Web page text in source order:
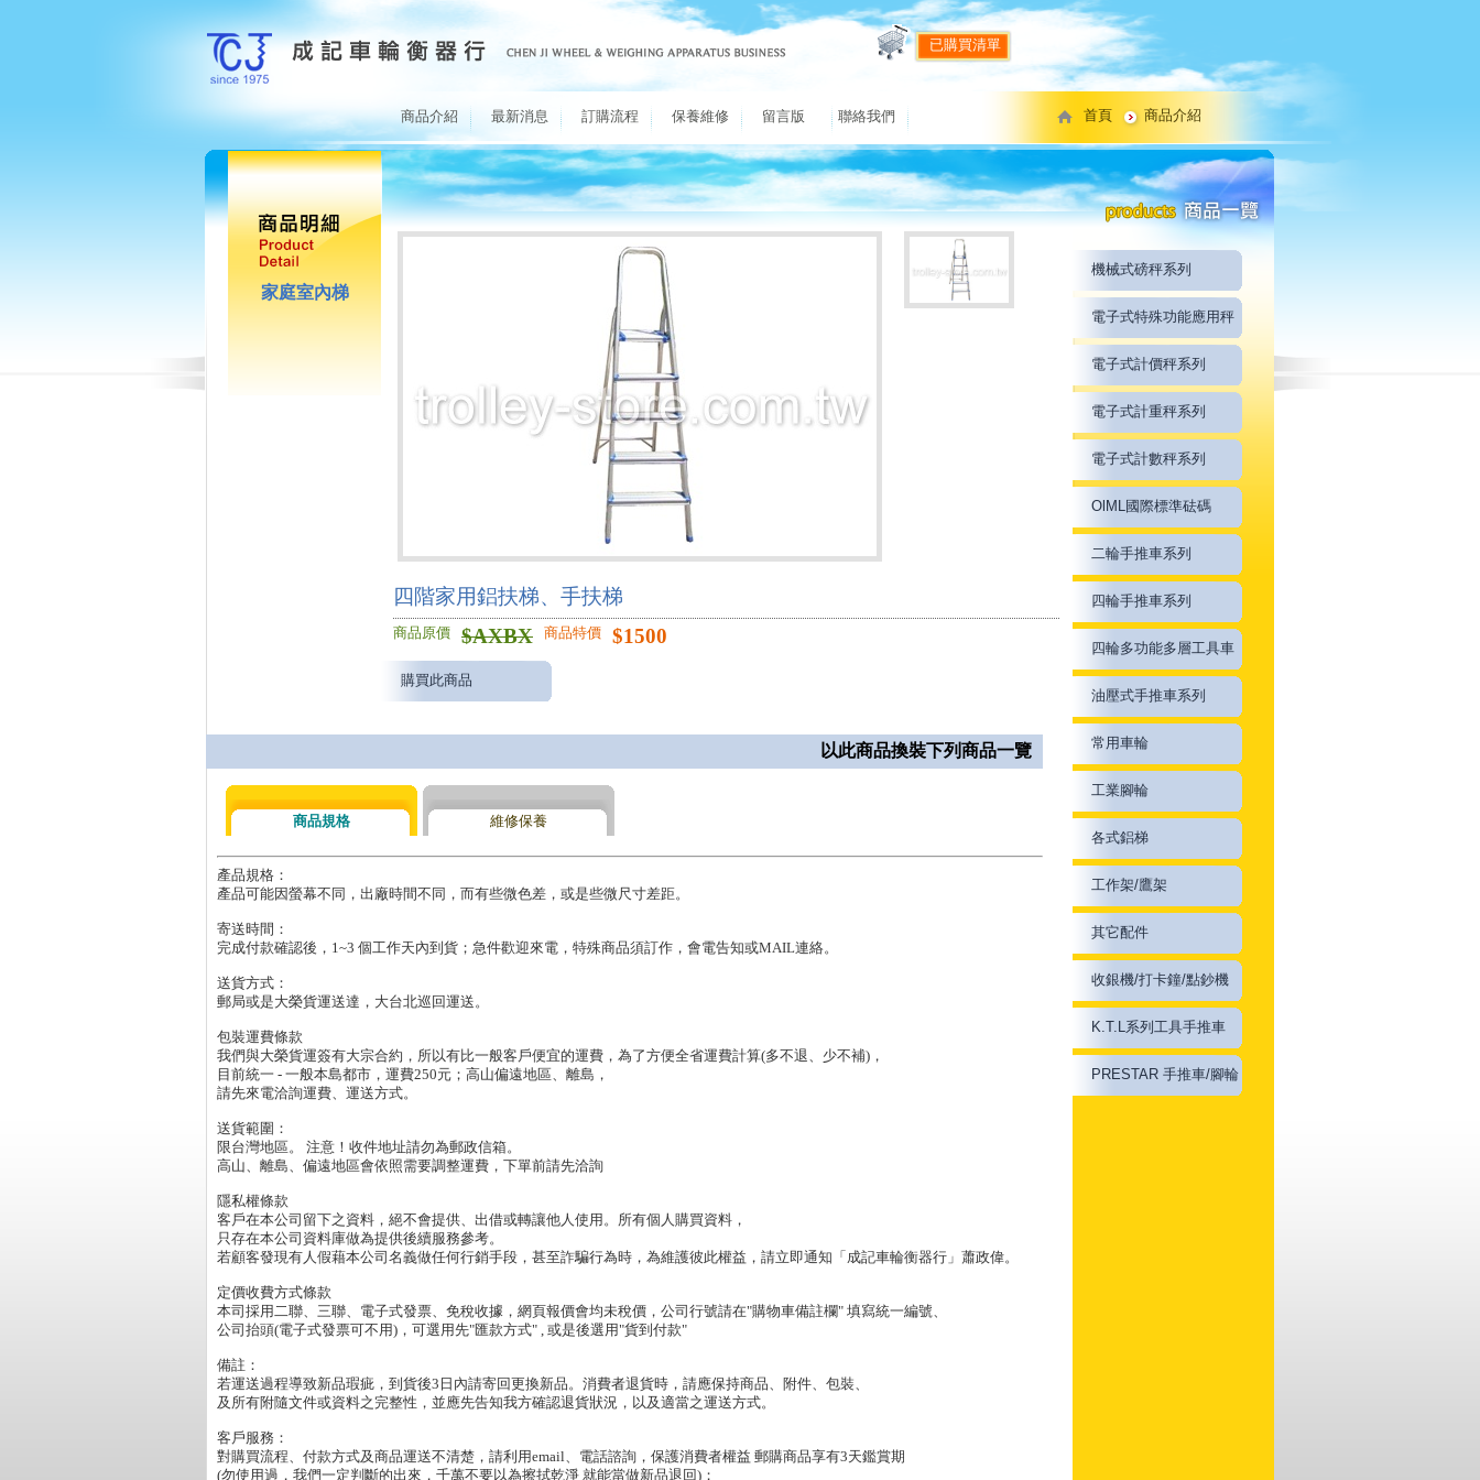
已購買清單
商品介紹 最新消息 訂購流程 保養維修 留言版 聯絡我們 首頁 商品介紹
機械式磅秤系列
電子式特殊功能應用秤
電子式計價秤系列
電子式計重秤系列
電子式計數秤系列
OlML國際標準砝碼
二輪手推車系列
四輪手推車系列
四輪多功能多層工具車
油壓式手推車系列
常用車輪
工業腳輪
各式鋁梯
工作架/鷹架
其它配件
收銀機/打卡鐘/點鈔機
K.T.L系列工具手推車
PRESTAR 手推車/腳輪
家庭室內梯
四階家用鋁扶梯、手扶梯
商品原價 $AXBX 商品特價 $1500
購買此商品
以此商品換裝下列商品一覽
商品規格 維修保養
產品規格：
產品可能因螢幕不同，出廠時間不同，而有些微色差，或是些微尺寸差距。
寄送時間：
完成付款確認後，1~3 個工作天內到貨；急件歡迎來電，特殊商品須訂作，會電告知或MAIL連絡。
送貨方式：
郵局或是大榮貨運送達，大台北巡回運送。
包裝運費條款
我們與大榮貨運簽有大宗合約，所以有比一般客戶便宜的運費，為了方便全省運費計算(多不退、少不補)，
目前統一 - 一般本島都市，運費250元；高山偏遠地區、離島，
請先來電洽詢運費、運送方式。
送貨範圍：
限台灣地區。 注意！收件地址請勿為郵政信箱。
高山、離島、偏遠地區會依照需要調整運費，下單前請先洽詢
隱私權條款
客戶在本公司留下之資料，絕不會提供、出借或轉讓他人使用。所有個人購買資料，
只存在本公司資料庫做為提供後續服務參考。
若顧客發現有人假藉本公司名義做任何行銷手段，甚至詐騙行為時，為維護彼此權益，請立即通知「成記車輪衡器行」蕭政偉。
定價收費方式條款
本司採用二聯、三聯、電子式發票、免稅收據，網頁報價會均未稅價，公司行號請在"購物車備註欄" 填寫統一編號、
公司抬頭(電子式發票可不用)，可選用先"匯款方式" , 或是後選用"貨到付款"
備註：
若運送過程導致新品瑕疵，到貨後3日內請寄回更換新品。消費者退貨時，請應保持商品、附件、包裝、
及所有附隨文件或資料之完整性，並應先告知我方確認退貨狀況，以及適當之運送方式。
客戶服務：
對購買流程、付款方式及商品運送不清楚，請利用email、電話諮詢，保護消費者權益 郵購商品享有3天鑑賞期
(勿使用過，我們一定判斷的出來，千萬不要以為擦拭乾淨 就能當做新品退回)；